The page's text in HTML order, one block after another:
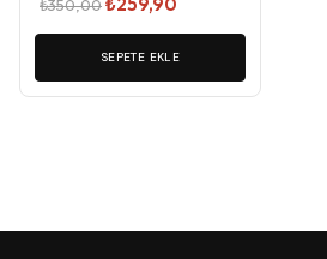
₺350,00
fiyat:
₺350,00.
₺259,90
andaki
fiyat:
SEPETE EKLE